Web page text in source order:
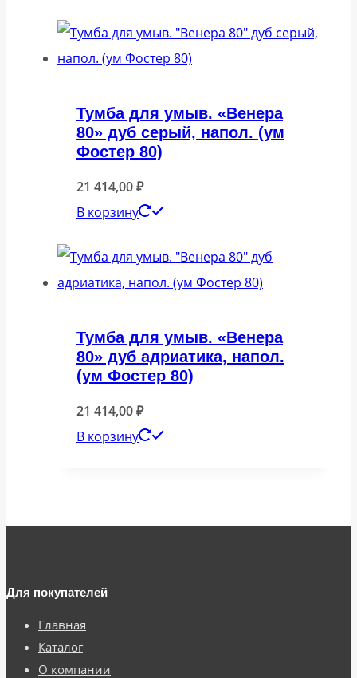
Тумба для умыв. «Венера
80» дуб серый, напол. (ум
Фостер 80)
21 414,00₽
В корзину
Тумба для умыв. «Венера
80» дуб адриатика, напол.
(ум Фостер 80)
21 414,00₽
В корзину
Для покупателей
Главная
Каталог
О компании